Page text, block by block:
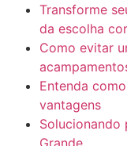
Transforme
da escolha
Como evitar
Entenda
vantagens
Solucionando
Grande